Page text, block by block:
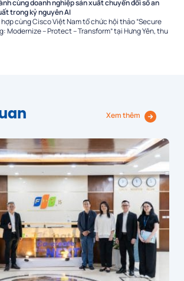
cùng doanh nghiệp sản xuất chuyển đổi số an
trong kỷ nguyên AI
hợp cùng Cisco Việt Nam tổ chức hội thảo “Secure
Modernize – Protect – Transform” tại Hưng Yên, thu
Xem thêm